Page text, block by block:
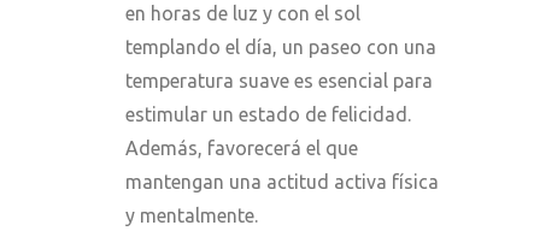
en horas de luz y con el sol
templando el día, un paseo con una
temperatura suave es esencial para
estimular un estado de felicidad.
Además, favorecerá el que
mantengan una actitud activa física
y mentalmente.